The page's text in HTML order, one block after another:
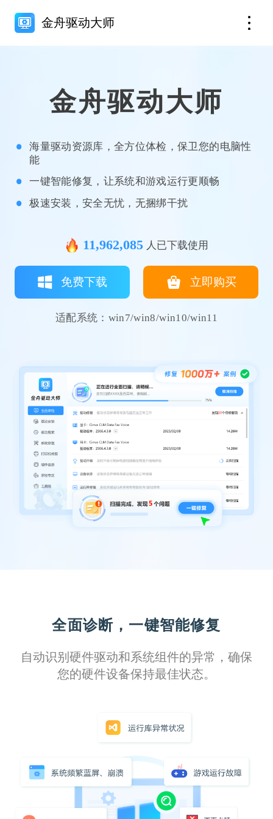
金舟驱动大师
金舟驱动大师
海量驱动资源库，全方位体检，保卫您的电脑性
能
一键智能修复，让系统和游戏运行更顺畅
极速安装，安全无忧，无捆绑干扰
11,962,085 人已下载使用
免费下载 立即购买
适配系统：win7/win8/win10/win11
全面诊断，一键智能修复
自动识别硬件驱动和系统组件的异常，确保
您的硬件设备保持最佳状态。